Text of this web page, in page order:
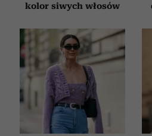
kolor siwych włosów